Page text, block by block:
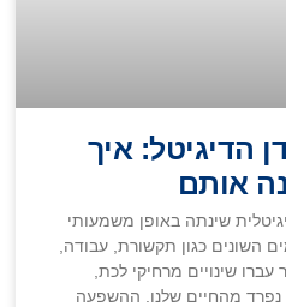
הדיגיטל: איך
אותם
שינתה באופן משמעותי
השונים כגון תקשורת, עבודה,
עברו שינויים מרחיקי לכת,
נפרד מהחיים שלנו. ההשפעה